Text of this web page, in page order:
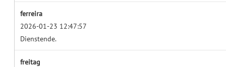
ferreira
2026-01-23 12:47:57
Dienstende.
freitag